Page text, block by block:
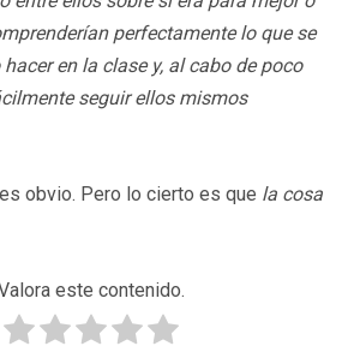
perfectamente lo que se
en la clase y, al cabo de poco
seguir ellos mismos
obvio. Pero lo cierto es que la cosa
este contenido.